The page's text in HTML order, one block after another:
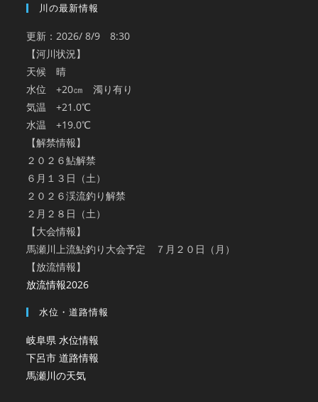
川の最新情報
更新：2026/ 8/9 8:30
【河川状況】
天候 晴
水位 +20㎝ 濁り有り
気温 +21.0℃
水温 +19.0℃
【解禁情報】
２０２６鮎解禁
６月１３日（土）
２０２６渓流釣り解禁
２月２８日（土）
【大会情報】
馬瀬川上流鮎釣り大会予定 ７月２０日（月）
【放流情報】
放流情報2026
水位・道路情報
岐阜県 水位情報
下呂市 道路情報
馬瀬川の天気